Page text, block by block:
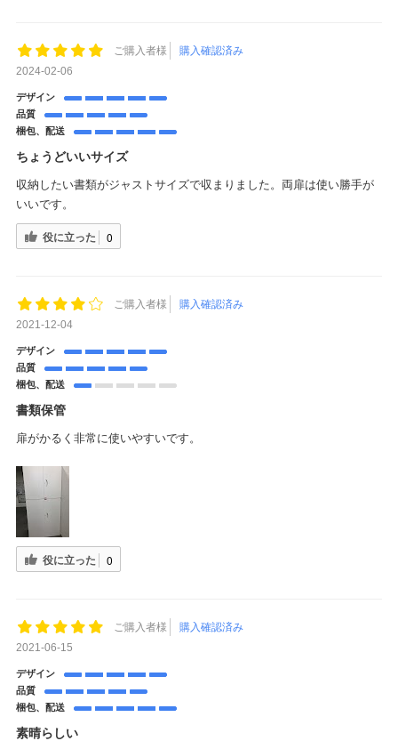
ご購入者様
購入確認済み
2024-02-06
デザイン
品質
梱包、配送
ちょうどいいサイズ
収納したい書類がジャストサイズで収まりました。両扉は使い勝手が
いいです。
役に立った 0
ご購入者様
購入確認済み
2021-12-04
デザイン
品質
梱包、配送
書類保管
扉がかるく非常に使いやすいです。
役に立った 0
ご購入者様
購入確認済み
2021-06-15
デザイン
品質
梱包、配送
素晴らしい